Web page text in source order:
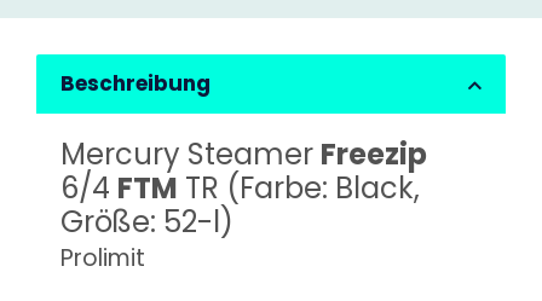
Beschreibung
Mercury Steamer Freezip
6/4 FTM TR (Farbe: Black,
Größe: 52-l)
Prolimit